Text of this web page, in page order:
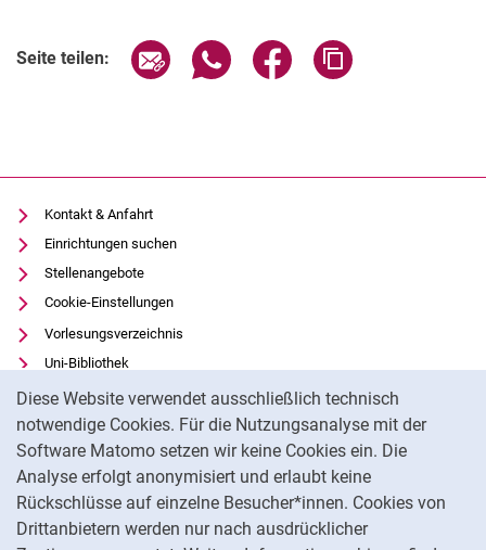
Diese Website verwendet ausschließlich technisch
notwendige Cookies. Für die Nutzungsanalyse mit der
Software Matomo setzen wir keine Cookies ein. Die
Analyse erfolgt anonymisiert und erlaubt keine
Rückschlüsse auf einzelne Besucher*innen. Cookies von
Drittanbietern werden nur nach ausdrücklicher
Seite teilen: Seite über E-Mail teilen
Seite über WhatsApp teilen
Seite über Facebook
Kontakt & Anfahrt
Einrichtungen suchen
Stellenangebote
Cookie-Einstellungen
Vorlesungsverzeichnis
Uni-Bibliothek
Moodle
Panopto
Datenschutz
Barrierefreiheit
Transparenter KI-Einsatz